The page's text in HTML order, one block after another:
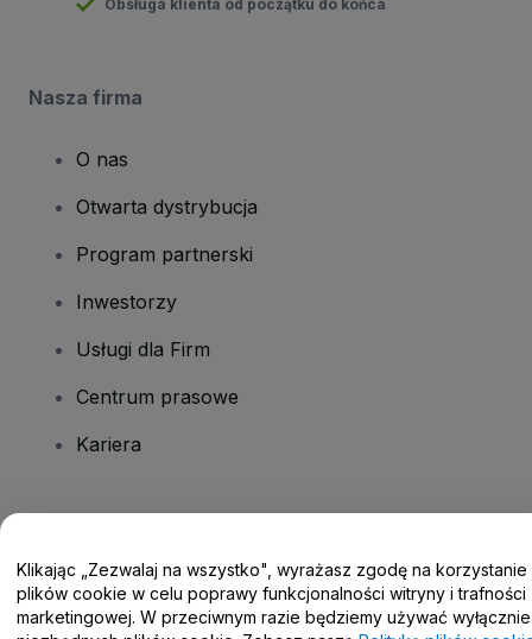
Obsługa klienta od początku do końca
Nasza firma
O nas
Otwarta dystrybucja
Program partnerski
Inwestorzy
Usługi dla Firm
Centrum prasowe
Kariera
Centrum pomocy / Skontaktuj się z nami
Klikając „Zezwalaj na wszystko", wyrażasz zgodę na korzystanie
plików cookie w celu poprawy funkcjonalności witryny i trafności
marketingowej. W przeciwnym razie będziemy używać wyłącznie